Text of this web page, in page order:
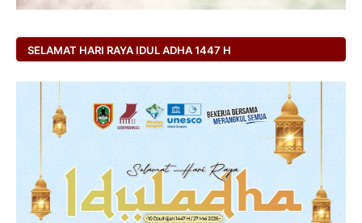
SELAMAT HARI RAYA IDUL ADHA 1447 H